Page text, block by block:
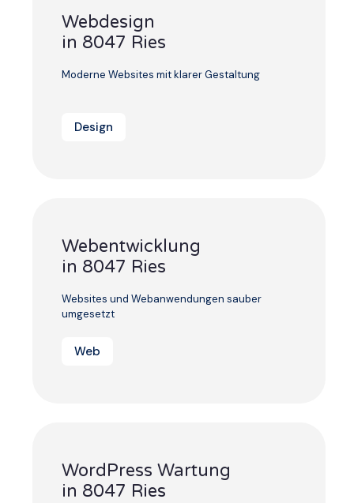
Webdesign
in 8047 Ries
Moderne Websites mit klarer Gestaltung
Design
Webentwicklung
in 8047 Ries
Websites und Webanwendungen sauber
umgesetzt
Web
WordPress Wartung
in 8047 Ries